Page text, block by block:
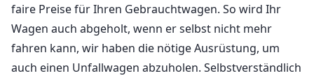
faire Preise für Ihren Gebrauchtwagen. So wird Ihr
Wagen auch abgeholt, wenn er selbst nicht mehr
fahren kann, wir haben die nötige Ausrüstung, um
auch einen Unfallwagen abzuholen. Selbstverständlich